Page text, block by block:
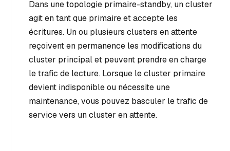
Dans une topologie primaire-standby, un cluster
agit en tant que primaire et accepte les
écritures. Un ou plusieurs clusters en attente
reçoivent en permanence les modifications du
cluster principal et peuvent prendre en charge
le trafic de lecture. Lorsque le cluster primaire
devient indisponible ou nécessite une
maintenance, vous pouvez basculer le trafic de
service vers un cluster en attente.